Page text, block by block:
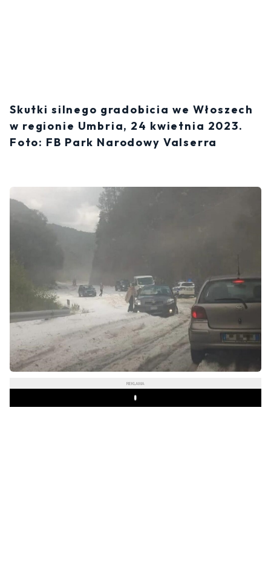
Skutki silnego gradobicia we Włoszech
w regionie Umbria, 24 kwietnia 2023.
Foto: FB Park Narodowy Valserra
REKLAMA
Play